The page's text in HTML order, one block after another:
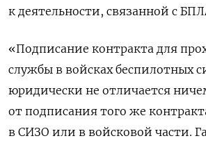
к деятельности, связанной с
«Подписание контракта для
службы в войсках беспилотных
юридически не отличается
от подписания того же
в СИЗО или в войсковой части.